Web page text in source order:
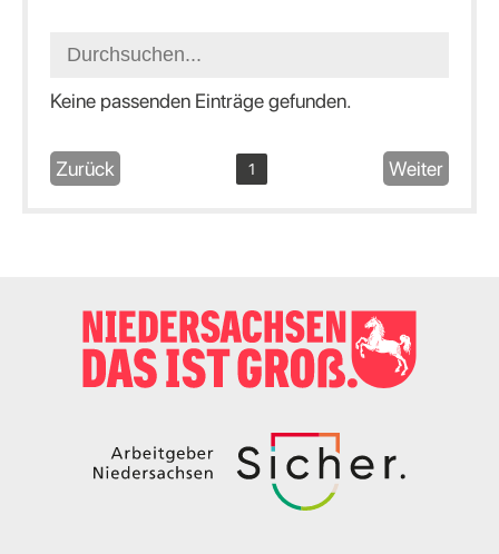
Keine passenden Einträge gefunden.
Zurück 1 Weiter